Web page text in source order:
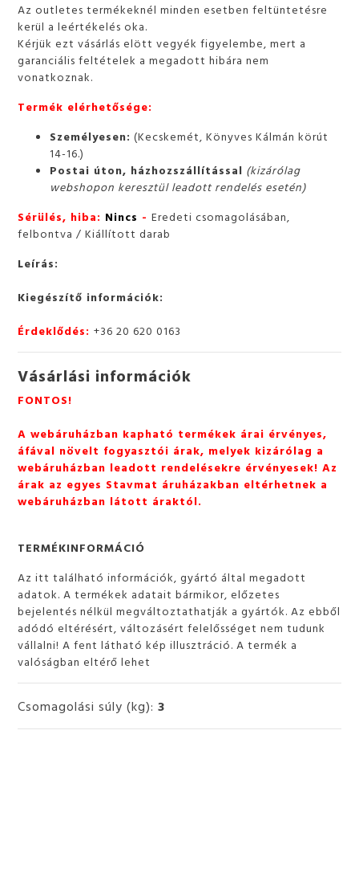
Az outletes termékeknél minden esetben feltüntetésre
kerül a leértékelés oka.
Kérjük ezt vásárlás elött vegyék figyelembe, mert a
garanciális feltételek a megadott hibára nem
vonatkoznak.
Termék elérhetősége:
Személyesen: (Kecskemét, Könyves Kálmán körút
14-16.)
Postai úton, házhozszállítással (kizárólag
webshopon keresztül leadott rendelés esetén)
Sérülés, hiba: Nincs -Eredeti csomagolásában,
felbontva / Kiállított darab
Leírás:
Kiegészítő információk:
Érdeklődés:+36 20 620 0163
Vásárlási információk
FONTOS!
A webáruházban kapható termékek árai érvényes,
áfával növelt fogyasztói árak, melyek kizárólag a
webáruházban leadott rendelésekre érvényesek! Az
árak az egyes Stavmat áruházakban eltérhetnek a
webáruházban látott áraktól.
TERMÉKINFORMÁCIÓ
Az itt található információk, gyártó által megadott
adatok. A termékek adatait bármikor, előzetes
bejelentés nélkül megváltoztathatják a gyártók. Az ebből
adódó eltérésért, változásért felelősséget nem tudunk
vállalni! A fent látható kép illusztráció. A termék a
valóságban eltérő lehet
Csomagolási súly (kg):3